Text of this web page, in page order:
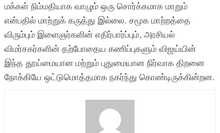
மக்கள் நிம்மதியாக வாழும் ஒரு சொர்க்கமாக மாறும்
என்பதில் மாற்றுக் கருத்து இல்லை. சமூக மாற்றத்தை
விரும்பும் இளைஞர்களின் எதிர்பார்ப்பும், அரசியல்
விமர்சகர்களின் தற்போதைய கணிப்புகளும் விஜய்யின்
இந்த தூய்மையான மற்றும் புதுமையான நிர்வாக திறனை
நோக்கியே ஒட்டுமொத்தமாக நகர்ந்து கொண்டிருக்கின்றன.